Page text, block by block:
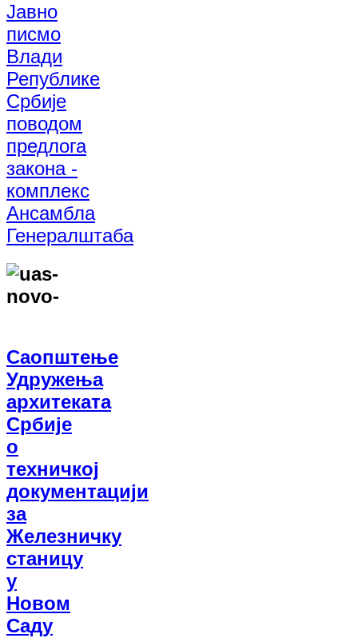
Јавно
писмо
Влади
Републике
Србије
поводом
предлога
закона -
комплекс
Ансамбла
Генералштаба
Саопштење
Удружења
архитеката
Србије
о
техничкој
документацији
за
Железничку
станицу
у
Новом
Саду